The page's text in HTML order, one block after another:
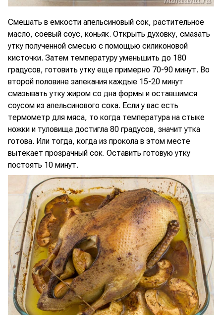
Смешать в емкости апельсиновый сок, растительное
масло, соевый соус, коньяк. Открыть духовку, смазать
утку полученной смесью с помощью силиконовой
кисточки. Затем температуру уменьшить до 180
градусов, готовить утку еще примерно 70-90 минут. Во
второй половине запекания каждые 15-20 минут
смазывать утку жиром со дна формы и оставшимся
соусом из апельсинового сока. Если у вас есть
термометр для мяса, то когда температура на стыке
ножки и туловища достигла 80 градусов, значит утка
готова. Или тогда, когда из прокола в этом месте
вытекает прозрачный сок. Оставить готовую утку
постоять 10 минут.